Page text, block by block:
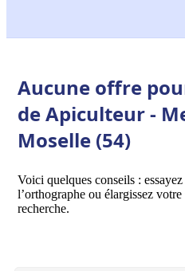
Aucune offre
de Apiculteur -
Moselle (54)
Voici quelques conseils :
l’orthographe ou élargissez
recherche.